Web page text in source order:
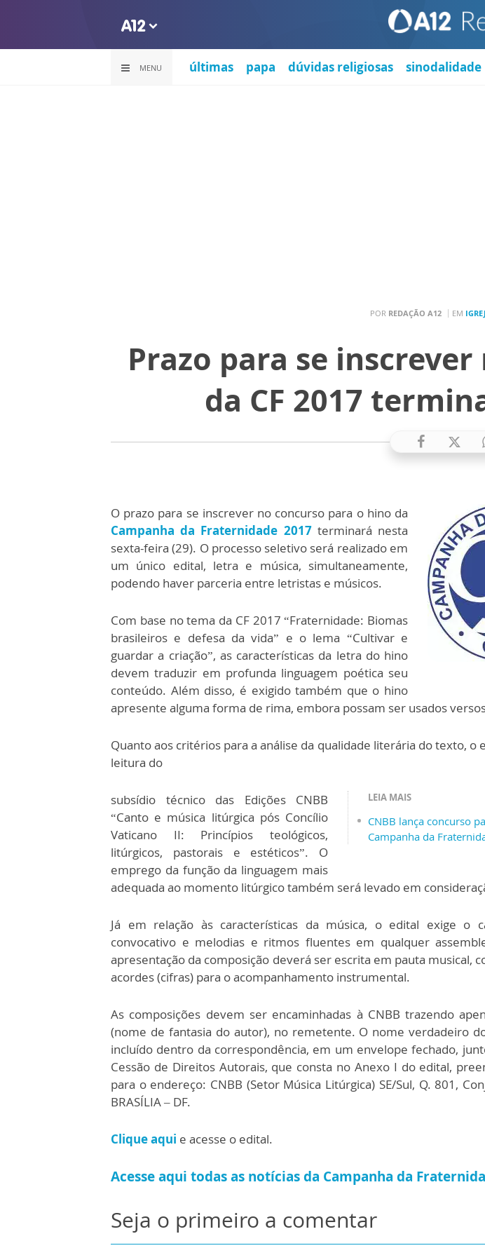
MENU últimas papa dúvidas religiosas sinodalidade
POR REDAÇÃO A12 EM
Prazo para se
da CF 2017
O prazo para se inscrever no concurso para o hino da
Campanha da Fraternidade 2017terminará nesta
sexta-feira (29). O processo seletivo será realizado em
um único edital, letra e música, simultaneamente,
podendo haver parceria entre letristas e músicos.
Com base no tema da CF 2017 “Fraternidade: Biomas
brasileiros e defesa da vida” e o lema “Cultivar e
guardar a criação”, as características da letra do hino
devem traduzir em profunda linguagem poética seu
conteúdo. Além disso, é exigido também que o hino
apresente alguma forma de rima, embora possam ser usados
Quanto aos critérios para a análise da qualidade literária do texto, o
leitura do
LEIA MAIS
CNBB lança concurso
Campanha da
subsídio técnico das Edições CNBB
“Canto e música litúrgica pós Concílio
Vaticano II: Princípios teológicos,
litúrgicos, pastorais e estéticos”. O
emprego da função da linguagem mais
adequada ao momento litúrgico também será levado em
Já em relação às características da música, o edital exige o
convocativo e melodias e ritmos fluentes em qualquer
apresentação da composição deverá ser escrita em pauta musical,
acordes (cifras) para o acompanhamento instrumental.
As composições devem ser encaminhadas à CNBB trazendo
(nome de fantasia do autor), no remetente. O nome verdadeiro
incluído dentro da correspondência, em um envelope fechado,
Cessão de Direitos Autorais, que consta no Anexo I do edital,
para o endereço: CNBB (Setor Música Litúrgica) SE/Sul, Q. 801,
BRASÍLIA – DF.
Clique aqui e acesse o edital.
Acesse aqui todas as notícias da Campanha da
Seja o primeiro a comentar